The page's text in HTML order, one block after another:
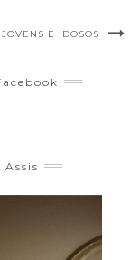
E IDOSOS